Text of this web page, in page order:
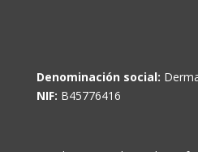
Denominación social:
NIF: B45776416